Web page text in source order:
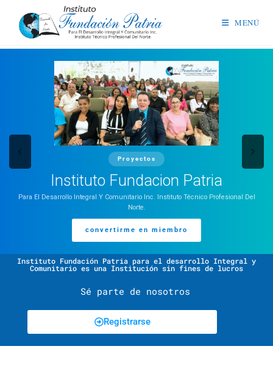
MENÚ
Proyectos
Instituto Fundacion Patria
Para El Desarrollo Integral Y Comunitario Inc. Instituto Técnico Profesional Del
Norte.
convertirme en miembro
Instituto Fundación Patria para el desarrollo Integral y
Comunitario es una Institución sin fines de lucros
Sé parte de nosotros
Registrarse